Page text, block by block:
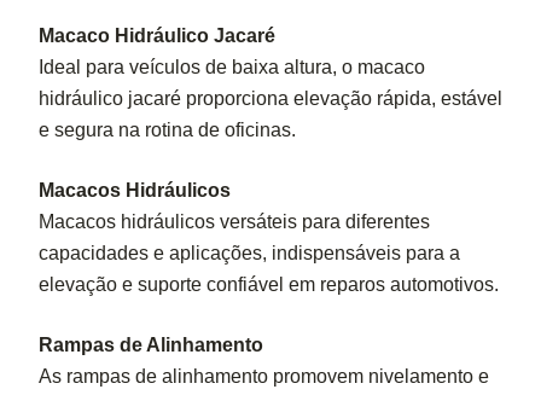
Macaco Hidráulico Jacaré
Ideal para veículos de baixa altura, o macaco
hidráulico jacaré proporciona elevação rápida, estável
e segura na rotina de oficinas.
Macacos Hidráulicos
Macacos hidráulicos versáteis para diferentes
capacidades e aplicações, indispensáveis para a
elevação e suporte confiável em reparos automotivos.
Rampas de Alinhamento
As rampas de alinhamento promovem nivelamento e